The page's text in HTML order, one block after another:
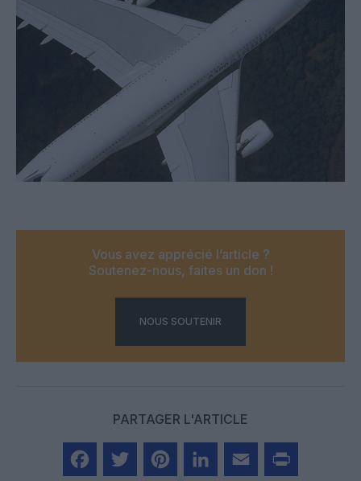
Vous avez apprécié l’article ?
Soutenez-nous, faites un don !
NOUS SOUTENIR
PARTAGER L'ARTICLE